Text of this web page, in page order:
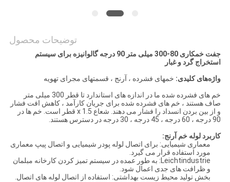
توضیحات محصول
جفت خمکاری 80-300 میلی متر 90 درجه گالوانیزه برای سیستم
استخراج گرد و غبار
واژه‌های کلیدی: خمهای فشرده ، آرنج ، قسمتهای مجرای تهویه
خم های فشرده شده ما در اندازه های استاندارد تا قطر 300 میلی متر
صاف هستند ، خم های فشرده شده برای جریان کارآمد ، کاهش افت فشار
و از بین بردن انسداد را فشار می دهند. شعاع 1.5 x قطر است.
خم ها در
90 درجه ، 60 درجه ، 45 درجه ، 30 درجه در دسترس هستند.
کاربرد لوله خم آرنج:
معماری شیمیایی: برای اتصال لوله پودر شیمیایی و اتصال پیپ معماری
مورد استفاده قرار می گیرد.
Leichtindustrie: به طور عمده در سیستم تمیز کردن کارخانه مبلمان
و ظرافت های جدی اعمال شود.
بخش تولید محیط زیست بهداشتی: استفاده از اتصال لوله های اتصال.